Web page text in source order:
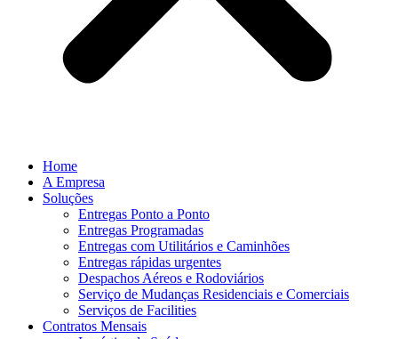
Home
A Empresa
Soluções
Entregas Ponto a Ponto
Entregas Programadas
Entregas com Utilitários e Caminhões
Entregas rápidas urgentes
Despachos Aéreos e Rodoviários
Serviço de Mudanças Residenciais e Comerciais
Serviços de Facilities
Contratos Mensais